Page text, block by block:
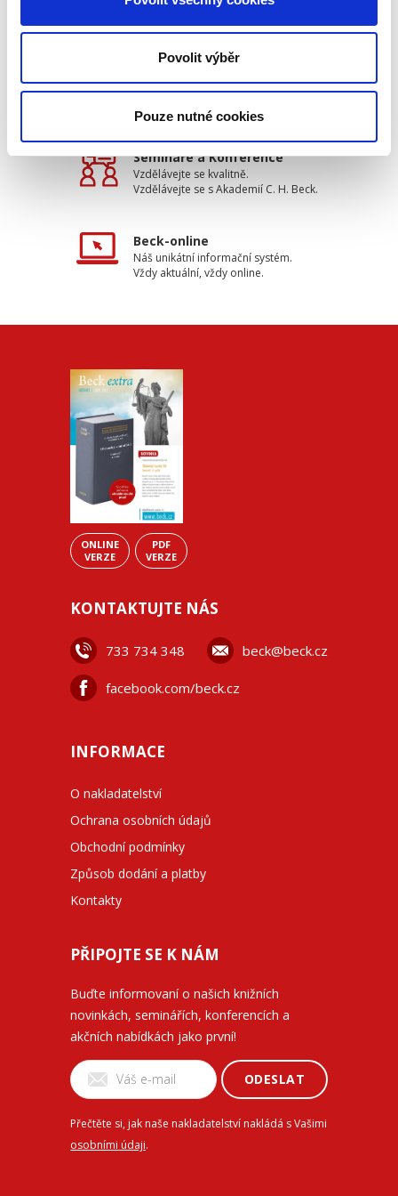
Povolit výběr
Pouze nutné cookies
Doprava zdarma
při nákupu nad 1500 Kč.
Tradiční nakladatelství
Semináře a Konference
Vzdělávejte se kvalitně.
Vzdělávejte se s Akademií C. H. Beck.
Beck-online
Náš unikátní informační systém.
Vždy aktuální, vždy online.
ONLINE
VERZE
PDF
VERZE
KONTAKTUJTE NÁS
733 734 348 beck@beck.cz
facebook.com/beck.cz
INFORMACE
O nakladatelství
Ochrana osobních údajů
Obchodní podmínky
Způsob dodání a platby
Kontakty
PŘIPOJTE SE K NÁM
Buďte informovaní o našich knižních
novinkách, seminářích, konferencích a
akčních nabídkách jako první!
ODESLAT
Přečtěte si, jak naše nakladatelství nakládá s Vašimi
osobními údaji.